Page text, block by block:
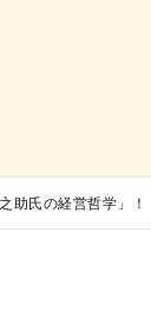
助氏の経営哲学」！